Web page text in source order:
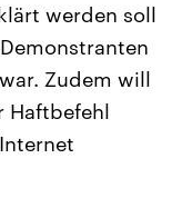
Lage und
Überfall der
Hamas
2023 auf Israel
wieder die Gewalt
möchte die Hamas
werden soll
Zudem will
Haftbefehl